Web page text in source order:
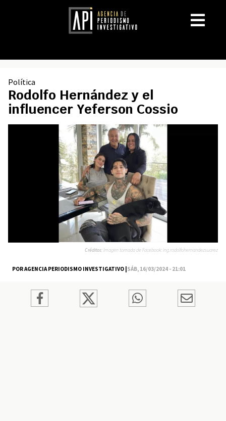
Política
Rodolfo Hernández y el
influencer Yeferson Cossio
POR AGENCIA PERIODISMO INVESTIGATIVO |SÁB, 16/03/2024 - 21:01
Créditos:Imagen tomada de Facebook: ing.rodolfohernandezsuarez